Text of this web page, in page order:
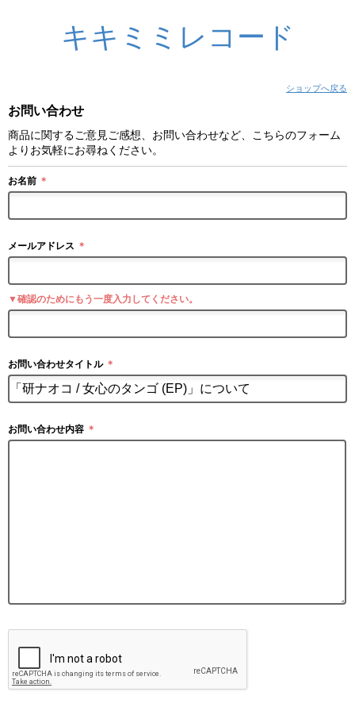
キキミミレコード
ショップへ戻る
お問い合わせ
商品に関するご意見ご感想、お問い合わせなど、こちらのフォーム
よりお気軽にお尋ねください。
お名前 ＊
メールアドレス ＊
▼確認のためにもう一度入力してください。
お問い合わせタイトル ＊
お問い合わせ内容 ＊